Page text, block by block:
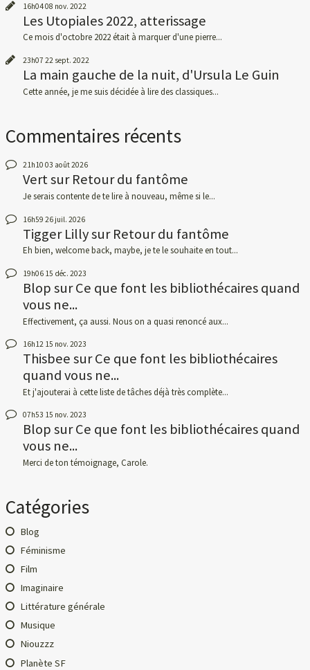
16h0408 nov. 2022
Les Utopiales 2022, atterissage
Ce mois d'octobre 2022 était à marquer d'une pierre...
23h07 22 sept. 2022
La main gauche de la nuit, d'Ursula Le Guin
Cette année, je me suis décidée à lire des classiques...
Commentaires récents
21h10 03 août 2026
VertsurRetour du fantôme
Je serais contente de te lire à nouveau, même si le...
16h59 26 juil. 2026
Tigger LillysurRetour du fantôme
Eh bien, welcome back, maybe, je te le souhaite en tout...
19h06 15 déc. 2023
BlopsurCe que font les bibliothécaires quand
vous ne...
Effectivement, ça aussi. Nous on a quasi renoncé aux...
16h12 15 nov. 2023
ThisbeesurCe que font les bibliothécaires
quand vous ne...
Et j'ajouterai à cette liste de tâches déjà très complète...
07h53 15 nov. 2023
BlopsurCe que font les bibliothécaires quand
vous ne...
Merci de ton témoignage, Carole.
Catégories
Blog
Féminisme
Film
Imaginaire
Littérature générale
Musique
Niouzzz
Planète SF